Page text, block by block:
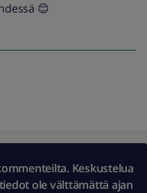
😊
Keskustelua
ole välttämättä ajan